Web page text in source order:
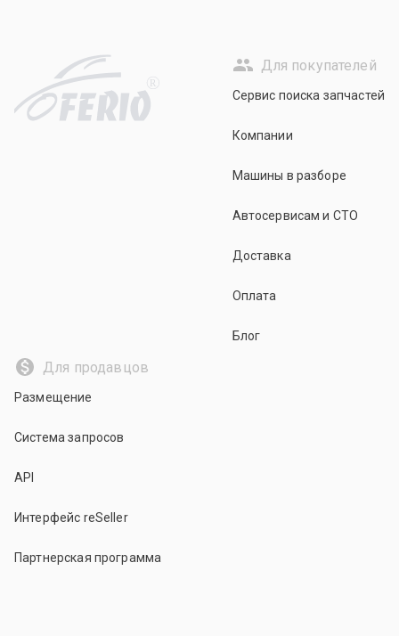
R
Для покупателей
Сервис поиска запчастей
Компании
Машины в разборе
Автосервисам и СТО
Доставка
Оплата
Блог
Для продавцов
Размещение
Система запросов
API
Интерфейс reSeller
Партнерская программа